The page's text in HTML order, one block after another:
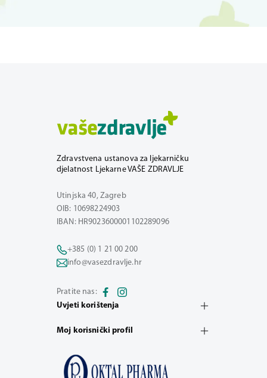
Zdravstvena ustanova za ljekarničku
djelatnost Ljekarne VAŠE ZDRAVLJE
Utinjska 40, Zagreb
OIB: 10698224903
IBAN: HR9023600001102289096
+385 (0) 1 21 00 200
info@vasezdravlje.hr
Pratite nas:
Uvjeti korištenja
Moj korisnički profil